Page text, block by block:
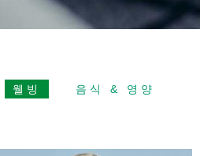
웰빙 음식 & 영양